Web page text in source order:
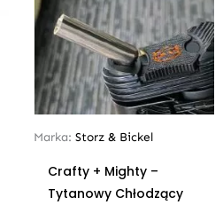
Marka: Storz & Bickel
Crafty + Mighty –
Tytanowy Chłodzący